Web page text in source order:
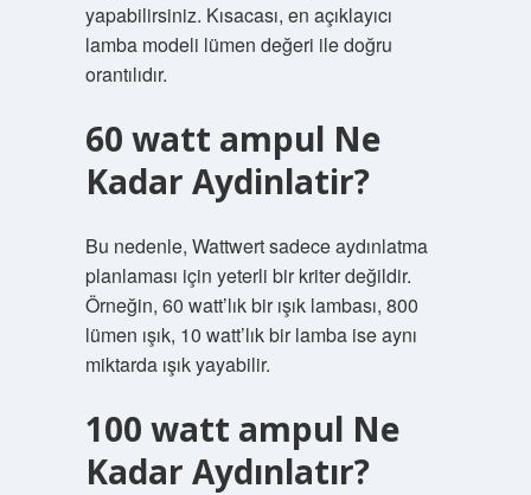
yapabilirsiniz. Kısacası, en açıklayıcı
lamba modeli lümen değeri ile doğru
orantılıdır.
60 watt ampul Ne
Kadar Aydinlatir?
Bu nedenle, Wattwert sadece aydınlatma
planlaması için yeterli bir kriter değildir.
Örneğin, 60 watt’lık bir ışık lambası, 800
lümen ışık, 10 watt’lık bir lamba ise aynı
miktarda ışık yayabilir.
100 watt ampul Ne
Kadar Aydınlatır?